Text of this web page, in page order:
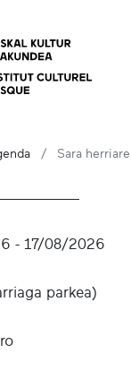
Sara
- 17/08/2026
parkea)